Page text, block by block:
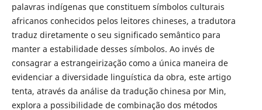
palavras indígenas que constituem símbolos culturais
africanos conhecidos pelos leitores chineses, a tradutora
traduz diretamente o seu significado semântico para
manter a estabilidade desses símbolos. Ao invés de
consagrar a estrangeirização como a única maneira de
evidenciar a diversidade linguística da obra, este artigo
tenta, através da análise da tradução chinesa por Min,
explora a possibilidade de combinação dos métodos